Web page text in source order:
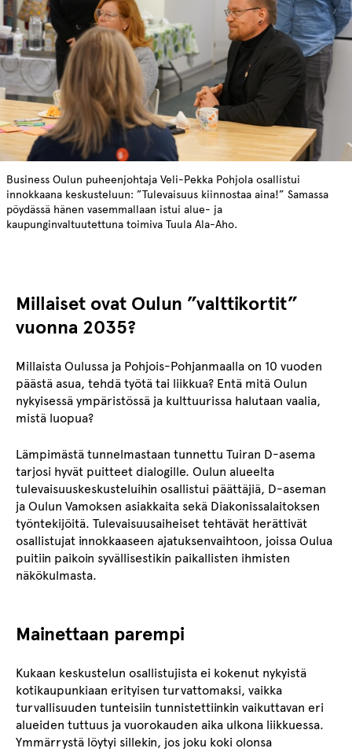
Business Oulun puheenjohtaja Veli-Pekka Pohjola osallistui
innokkaana keskusteluun: ”Tulevaisuus kiinnostaa aina!” Samassa
pöydässä hänen vasemmallaan istui alue- ja
kaupunginvaltuutettuna toimiva Tuula Ala-Aho.
Millaiset ovat Oulun ”valttikortit”
vuonna 2035?
Millaista Oulussa ja Pohjois-Pohjanmaalla on 10 vuoden
päästä asua, tehdä työtä tai liikkua? Entä mitä Oulun
nykyisessä ympäristössä ja kulttuurissa halutaan vaalia,
mistä luopua?
Lämpimästä tunnelmastaan tunnettu Tuiran D-asema
tarjosi hyvät puitteet dialogille. Oulun alueelta
tulevaisuuskeskusteluihin osallistui päättäjiä, D-aseman
ja Oulun Vamoksen asiakkaita sekä Diakonissalaitoksen
työntekijöitä. Tulevaisuusaiheiset tehtävät herättivät
osallistujat innokkaaseen ajatuksenvaihtoon, joissa Oulua
puitiin paikoin syvällisestikin paikallisten ihmisten
näkökulmasta.
Mainettaan parempi
Kukaan keskustelun osallistujista ei kokenut nykyistä
kotikaupunkiaan erityisen turvattomaksi, vaikka
turvallisuuden tunteisiin tunnistettiinkin vaikuttavan eri
alueiden tuttuus ja vuorokauden aika ulkona liikkuessa.
Ymmärrystä löytyi sillekin, jos joku koki olonsa